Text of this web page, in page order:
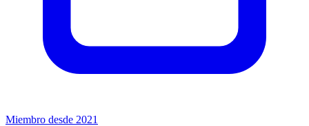
Miembro desde 2021